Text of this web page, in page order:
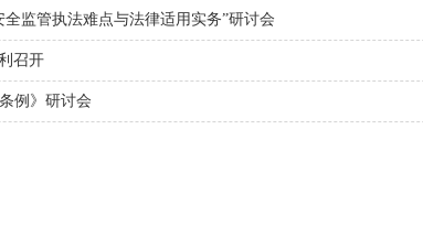
监管执法难点与法律适用实务”研讨会
召开
例》研讨会